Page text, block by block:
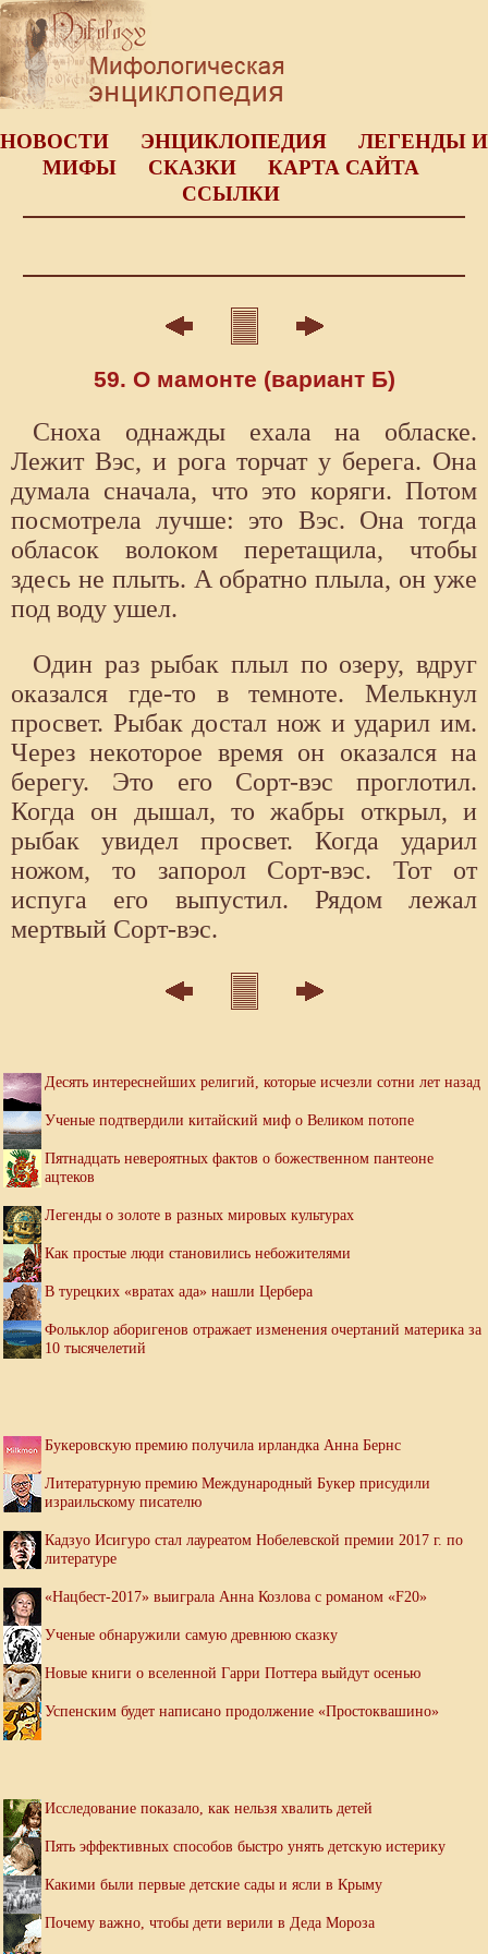
НОВОСТИ ЭНЦИКЛОПЕДИЯ
ЛЕГЕНДЫ И
МИФЫ
СКАЗКИ
КАРТА САЙТА
ССЫЛКИ
59. О мамонте (вариант Б)
Сноха однажды ехала на обласке.
Лежит Вэс, и рога торчат у берега. Она
думала сначала, что это коряги. Потом
посмотрела лучше: это Вэс. Она тогда
обласок волоком перетащила, чтобы
здесь не плыть. А обратно плыла, он уже
под воду ушел.
Один раз рыбак плыл по озеру, вдруг
оказался где-то в темноте. Мелькнул
просвет. Рыбак достал нож и ударил им.
Через некоторое время он оказался на
берегу. Это его Сорт-вэс проглотил.
Когда он дышал, то жабры открыл, и
рыбак увидел просвет. Когда ударил
ножом, то запорол Сорт-вэс. Тот от
испуга его выпустил. Рядом лежал
мертвый Сорт-вэс.
Десять интереснейших религий, которые исчезли сотни лет назад
Ученые подтвердили китайский миф о Великом потопе
Пятнадцать невероятных фактов о божественном пантеоне
ацтеков
Легенды о золоте в разных мировых культурах
Как простые люди становились небожителями
В турецких «вратах ада» нашли Цербера
Фольклор аборигенов отражает изменения очертаний материка за
10 тысячелетий
Букеровскую премию получила ирландка Анна Бернс
Литературную премию Международный Букер присудили
израильскому писателю
Кадзуо Исигуро стал лауреатом Нобелевской премии 2017 г. по
литературе
«Нацбест-2017» выиграла Анна Козлова с романом «F20»
Ученые обнаружили самую древнюю сказку
Новые книги о вселенной Гарри Поттера выйдут осенью
Успенским будет написано продолжение «Простоквашино»
Исследование показало, как нельзя хвалить детей
Пять эффективных способов быстро унять детскую истерику
Какими были первые детские сады и ясли в Крыму
Почему важно, чтобы дети верили в Деда Мороза